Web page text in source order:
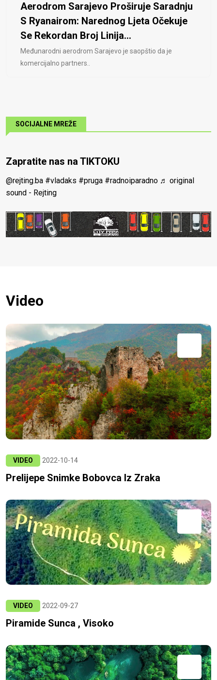
Aerodrom Sarajevo Proširuje Saradnju
S Ryanairom: Narednog Ljeta Očekuje
Se Rekordan Broj Linija...
Međunarodni aerodrom Sarajevo je saopštio da je
komercijalno partners..
SOCIJALNE MREŽE
Zapratite nas na TIKTOKU
@rejting.ba #vladaks #pruga #radnoiparadno ♬ original
sound - Rejting
Video
VIDEO 2022-10-14
Prelijepe Snimke Bobovca Iz Zraka
VIDEO 2022-09-27
Piramide Sunca , Visoko